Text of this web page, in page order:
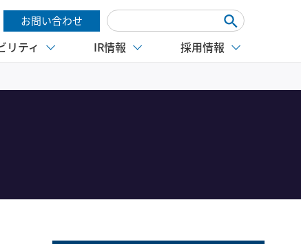
お問い合わせ
リティ IR情報 採用情報